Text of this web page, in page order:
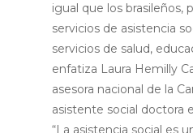
igual que los brasileños,
servicios de asistencia
servicios de salud,
enfatiza Laura Hemilly
asesora nacional de la
asistente social doctora
“La asistencia social es